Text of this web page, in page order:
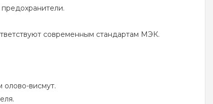
современным стандартам МЭК.
олово-висмут.